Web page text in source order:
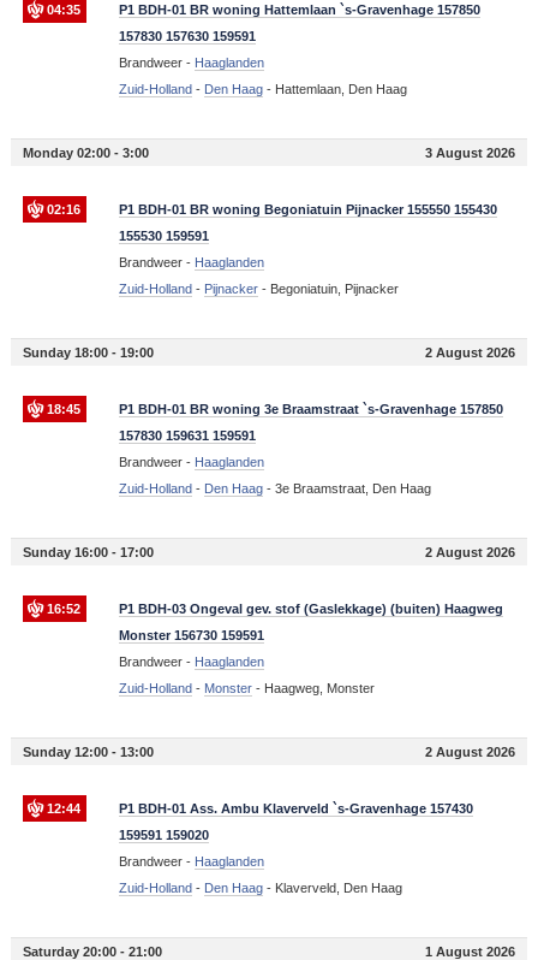
04:35
P1 BDH-01 BR woning Hattemlaan `s-Gravenhage 157850
157830 157630 159591
Brandweer - Haaglanden
Zuid-Holland- Den Haag- Hattemlaan, Den Haag
Monday 02:00 - 3:00 3 August 2026
02:16
P1 BDH-01 BR woning Begoniatuin Pijnacker 155550 155430
155530 159591
Brandweer - Haaglanden
Zuid-Holland- Pijnacker- Begoniatuin, Pijnacker
Sunday 18:00 - 19:00 2 August 2026
18:45
P1 BDH-01 BR woning 3e Braamstraat `s-Gravenhage 157850
157830 159631 159591
Brandweer - Haaglanden
Zuid-Holland- Den Haag- 3e Braamstraat, Den Haag
Sunday 16:00 - 17:00 2 August 2026
16:52
P1 BDH-03 Ongeval gev. stof (Gaslekkage) (buiten) Haagweg
Monster 156730 159591
Brandweer - Haaglanden
Zuid-Holland- Monster- Haagweg, Monster
Sunday 12:00 - 13:00 2 August 2026
12:44
P1 BDH-01 Ass. Ambu Klaverveld `s-Gravenhage 157430
159591 159020
Brandweer - Haaglanden
Zuid-Holland- Den Haag- Klaverveld, Den Haag
Saturday 20:00 - 21:00 1 August 2026